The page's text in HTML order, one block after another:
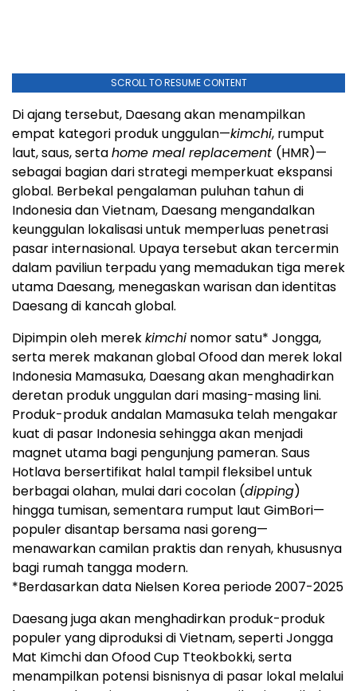
SCROLL TO RESUME CONTENT
Di ajang tersebut, Daesang akan menampilkan
empat kategori produk unggulan—kimchi, rumput
laut, saus, sertahome meal replacement (HMR)—
sebagai bagian dari strategi memperkuat ekspansi
global. Berbekal pengalaman puluhan tahun di
Indonesia dan Vietnam, Daesang mengandalkan
keunggulan lokalisasi untuk memperluas penetrasi
pasar internasional. Upaya tersebut akan tercermin
dalam paviliun terpadu yang memadukan tiga merek
utama Daesang, menegaskan warisan dan identitas
Daesang di kancah global.
Dipimpin oleh merekkimchi nomor satu* Jongga,
serta merek makanan global Ofood dan merek lokal
Indonesia Mamasuka, Daesang akan menghadirkan
deretan produk unggulan dari masing-masing lini.
Produk-produk andalan Mamasuka telah mengakar
kuat di pasar Indonesia sehingga akan menjadi
magnet utama bagi pengunjung pameran. Saus
Hotlava bersertifikat halal tampil fleksibel untuk
berbagai olahan, mulai dari cocolan (dipping)
hingga tumisan, sementara rumput laut GimBori—
populer disantap bersama nasi goreng—
menawarkan camilan praktis dan renyah, khususnya
bagi rumah tangga modern.
*Berdasarkan data Nielsen Korea periode 2007-2025
Daesang juga akan menghadirkan produk-produk
populer yang diproduksi di Vietnam, seperti Jongga
Mat Kimchi dan Ofood Cup Tteokbokki, serta
menampilkan potensi bisnisnya di pasar lokal melalui